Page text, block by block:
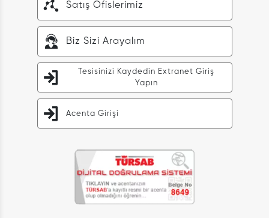
Satış Ofislerimiz
Biz Sizi Arayalım
Tesisinizi Kaydedin Extranet Giriş
Yapın
Acenta Girişi